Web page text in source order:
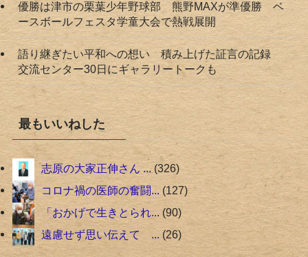
優勝は津市の栗葉少年野球部 熊野MAXが準優勝 ベ
ースボールフェスタ学童大会で熱戦展開
語り継ぎたい平和への想い 積み上げた証言の記録
交流センター30日にギャラリートークも
最もいいねした
志原の大家正伸さん ... 326
コロナ禍の医師の奮闘... 127
「おかげで生きとられ... 90
遠慮せず思い伝えて ... 26